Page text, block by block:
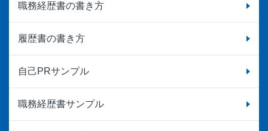
職務経歴書の書き方
履歴書の書き方
自己PRサンプル
職務経歴書サンプル